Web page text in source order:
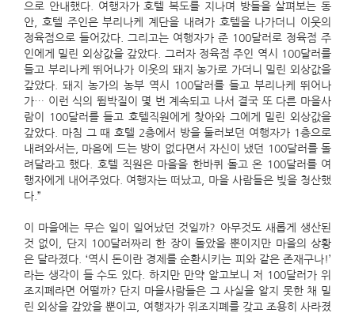
으로 안내했다. 여행자가 호텔 복도를 지나며 방들을 살펴보는 동
안, 호텔 주인은 부리나케 계단을 내려가 호텔을 나가더니 이웃의
정육점으로 들어갔다. 그리고는 여행자가 준 100달러로 정육점 주
인에게 밀린 외상값을 갚았다. 그러자 정육점 주인 역시 100달러를
들고 부리나케 뛰어나가 이웃의 돼지 농가로 가더니 밀린 외상값을
갚았다. 돼지 농가의 농부 역시 100달러를 들고 부리나케 뛰어나
가… 이런 식의 뜀박질이 몇 번 계속되고 나서 결국 또 다른 마을사
람이 100달러를 들고 호텔직원에게 찾아와 그에게 밀린 외상값을
갚았다. 마침 그 때 호텔 2층에서 방을 둘러보던 여행자가 1층으로
내려와서는, 마음에 드는 방이 없다면서 자신이 냈던 100달러를 돌
려달라고 했다. 호텔 직원은 마을을 한바퀴 돌고 온 100달러를 여
행자에게 내어주었다. 여행자는 떠났고, 마을 사람들은 빚을 청산했
다.”
이 마을에는 무슨 일이 일어났던 것일까? 아무것도 새롭게 생산된
것 없이, 단지 100달러짜리 한 장이 돌았을 뿐이지만 마을의 상황
은 달라졌다. ‘역시 돈이란 경제를 순환시키는 피와 같은 존재구나!’
라는 생각이 들 수도 있다. 하지만 만약 알고보니 저 100달러가 위
조지폐라면 어떨까? 단지 마을사람들은 그 사실을 알지 못한 채 밀
린 외상을 갚았을 뿐이고, 여행자가 위조지폐를 갖고 조용히 사라졌